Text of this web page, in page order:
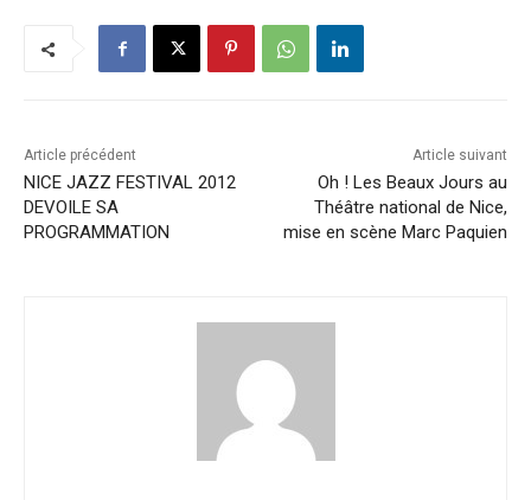
Article précédent
NICE JAZZ FESTIVAL 2012
DEVOILE SA
PROGRAMMATION
Article suivant
Oh ! Les Beaux Jours au
Théâtre national de Nice,
mise en scène Marc Paquien